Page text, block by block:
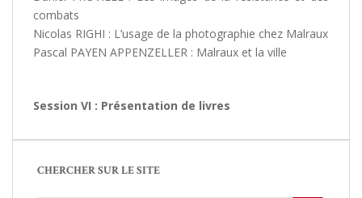
combats
Nicolas RIGHI : L’usage de la photographie chez Malraux
Pascal PAYEN APPENZELLER : Malraux et la ville
Session VI : Présentation de livres
CHERCHER SUR LE SITE